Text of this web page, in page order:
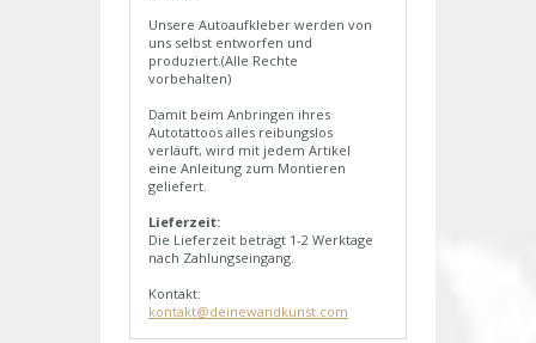
Unsere Autoaufkleber werden von
uns selbst entworfen und
produziert.(Alle Rechte
vorbehalten)
Damit beim Anbringen ihres
Autotattoos alles reibungslos
verläuft, wird mit jedem Artikel
eine Anleitung zum Montieren
geliefert.
Lieferzeit:
Die Lieferzeit beträgt 1-2 Werktage
nach Zahlungseingang.
Kontakt:
kontakt@deinewandkunst.com